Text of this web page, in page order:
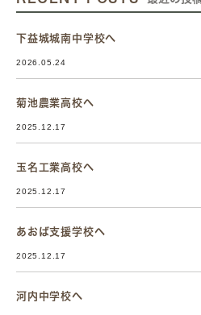
下益城城南中学校へ
2026.05.24
菊池農業高校へ
2025.12.17
玉名工業高校へ
2025.12.17
あおば支援学校へ
2025.12.17
河内中学校へ